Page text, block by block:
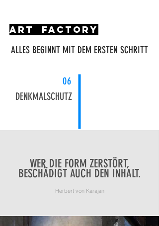
art factory
ALLES BEGINNT MIT DEM ERSTEN SCHRITT
06
DENKMALSCHUTZ
WER DIE FORM ZERSTÖRT,
BESCHÄDIGT AUCH DEN INHALT.
Herbert von Karajan